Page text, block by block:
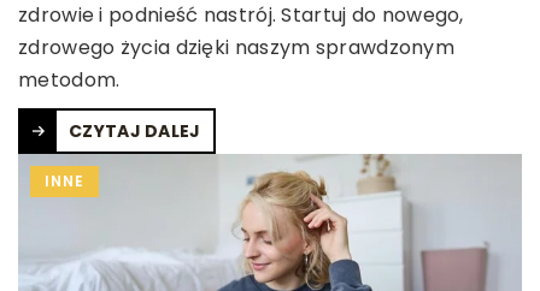
zdrowie i podnieść nastrój. Startuj do nowego,
zdrowego życia dzięki naszym sprawdzonym
metodom.
CZYTAJ DALEJ
INNE